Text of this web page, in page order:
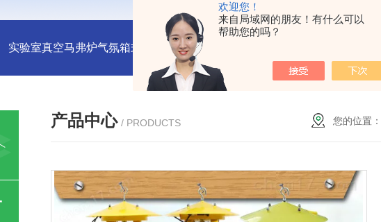
欢迎您！
来自局域网的朋友！有什么可以
帮助您的吗？
实验室真空马弗炉气氛箱式炉厂家 灰分测定马弗炉-郑州安晟科学仪器
产品中心 / PRODUCTS 您的位置：